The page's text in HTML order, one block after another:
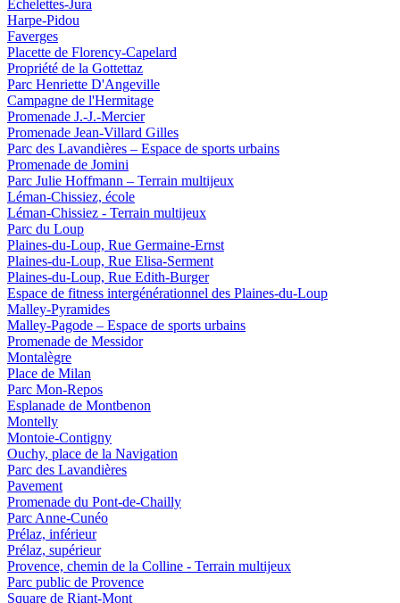
Echelettes-Jura
Harpe-Pidou
Faverges
Placette de Florency-Capelard
Propriété de la Gottettaz
Parc Henriette D'Angeville
Campagne de l'Hermitage
Promenade J.-J.-Mercier
Promenade Jean-Villard Gilles
Parc des Lavandières – Espace de sports urbains
Promenade de Jomini
Parc Julie Hoffmann – Terrain multijeux
Léman-Chissiez, école
Léman-Chissiez - Terrain multijeux
Parc du Loup
Plaines-du-Loup, Rue Germaine-Ernst
Plaines-du-Loup, Rue Elisa-Serment
Plaines-du-Loup, Rue Edith-Burger
Espace de fitness intergénérationnel des Plaines-du-Loup
Malley-Pyramides
Malley-Pagode – Espace de sports urbains
Promenade de Messidor
Montalègre
Place de Milan
Parc Mon-Repos
Esplanade de Montbenon
Montelly
Montoie-Contigny
Ouchy, place de la Navigation
Parc des Lavandières
Pavement
Promenade du Pont-de-Chailly
Parc Anne-Cunéo
Prélaz, inférieur
Prélaz, supérieur
Provence, chemin de la Colline - Terrain multijeux
Parc public de Provence
Square de Riant-Mont